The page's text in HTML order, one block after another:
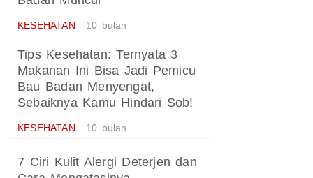
KESEHATAN 10 bulan
Tips Kesehatan: Ternyata 3
Makanan Ini Bisa Jadi Pemicu
Bau Badan Menyengat,
Sebaiknya Kamu Hindari Sob!
KESEHATAN 10 bulan
7 Ciri Kulit Alergi Deterjen dan